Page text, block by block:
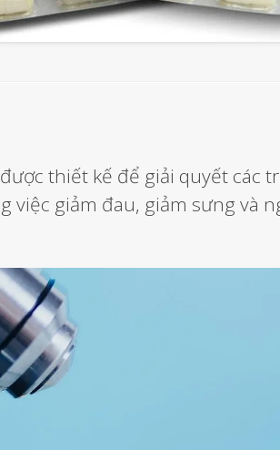
thiết kế để giải quyết các
giảm đau, giảm sưng và